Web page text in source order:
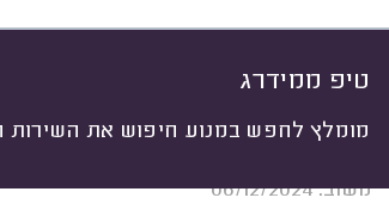
טיפ ממידרג
מומלץ לחפש במנוע חיפוש את השירות
מקום איטום
משוב: 06/12/2024